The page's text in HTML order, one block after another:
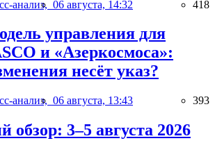
анализ, 06 августа, 14:32 418
управления для
и «Азеркосмоса»:
несёт указ?
анализ, 06 августа, 13:43 393
обзор: 3–5 августа 2026